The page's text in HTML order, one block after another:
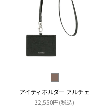
アイディホルダー アルチェ
22,550円(税込)